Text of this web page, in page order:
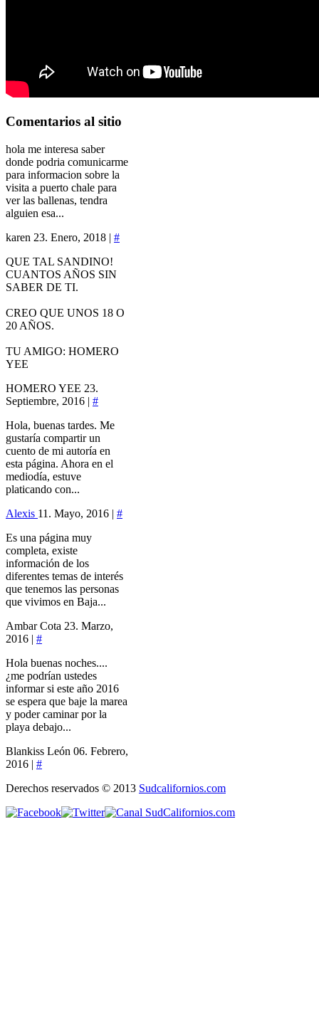
Comentarios al sitio
hola me interesa saber
donde podria comunicarme
para informacion sobre la
visita a puerto chale para
ver las ballenas, tendra
alguien esa...
karen 23. Enero, 2018 | #
QUE TAL SANDINO!
CUANTOS AÑOS SIN
SABER DE TI.
CREO QUE UNOS 18 O
20 AÑOS.
TU AMIGO: HOMERO
YEE
HOMERO YEE 23.
Septiembre, 2016 | #
Hola, buenas tardes. Me
gustaría compartir un
cuento de mi autoría en
esta página. Ahora en el
mediodía, estuve
platicando con...
Alexis 11. Mayo, 2016 | #
Es una página muy
completa, existe
información de los
diferentes temas de interés
que tenemos las personas
que vivimos en Baja...
Ambar Cota 23. Marzo,
2016 | #
Hola buenas noches....
¿me podrían ustedes
informar si este año 2016
se espera que baje la marea
y poder caminar por la
playa debajo...
Blankiss León 06. Febrero,
2016 | #
Derechos reservados © 2013 Sudcalifornios.com